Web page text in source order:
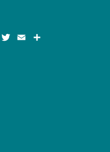
Facebook
TwitterEmail